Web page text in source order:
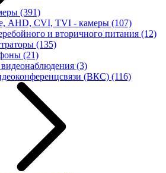
(391)
AHD, CVI, TVI - камеры (107)
и вторичного питания (12)
(135)
(21)
(3)
(ВКС) (116)